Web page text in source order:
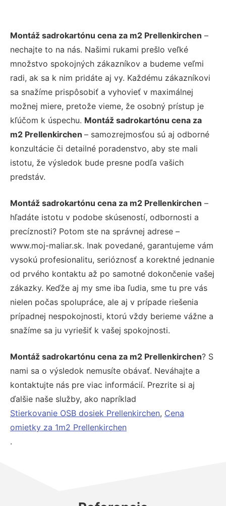
Montáž sadrokartónu cena za m2 Prellenkirchen –
nechajte to na nás. Našimi rukami prešlo veľké
množstvo spokojných zákazníkov a budeme veľmi
radi, ak sa k nim pridáte aj vy. Každému zákazníkovi
sa snažíme prispôsobiť a vyhovieť v maximálnej
možnej miere, pretože vieme, že osobný prístup je
kľúčom k úspechu. Montáž sadrokartónu cena za
m2 Prellenkirchen – samozrejmosťou sú aj odborné
konzultácie či detailné poradenstvo, aby ste mali
istotu, že výsledok bude presne podľa vašich
predstáv.
Montáž sadrokartónu cena za m2 Prellenkirchen –
hľadáte istotu v podobe skúseností, odbornosti a
precíznosti? Potom ste na správnej adrese –
www.moj-maliar.sk. Inak povedané, garantujeme vám
vysokú profesionalitu, serióznosť a korektné jednanie
od prvého kontaktu až po samotné dokončenie vašej
zákazky. Keďže aj my sme iba ľudia, sme tu pre vás
nielen počas spolupráce, ale aj v prípade riešenia
prípadnej nespokojnosti, ktorú vždy berieme vážne a
snažíme sa ju vyriešiť k vašej spokojnosti.
Montáž sadrokartónu cena za m2 Prellenkirchen? S
nami sa o výsledok nemusíte obávať. Neváhajte a
kontaktujte nás pre viac informácií. Prezrite si aj
ďalšie naše služby, ako napríklad
Stierkovanie OSB dosiek Prellenkirchen, Cena
omietky za 1m2 Prellenkirchen
.